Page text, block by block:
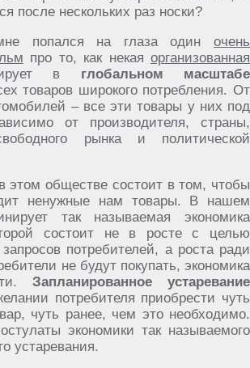
после нескольких раз носки?
попался на глаза один очень
про то, как некая организованная
в глобальном масштабе
товаров широкого потребления. От
– все эти товары у них под
от производителя, страны,
рынка и политической
этом обществе состоит в том, чтобы
ненужные нам товары. В нашем
так называемая экономика
состоит не в росте с целью
потребителей, а роста ради
не будут покупать, экономика
Запланированное устаревание
потребителя приобрести чуть
чуть ранее, чем это необходимо.
экономики так называемого
устаревания.